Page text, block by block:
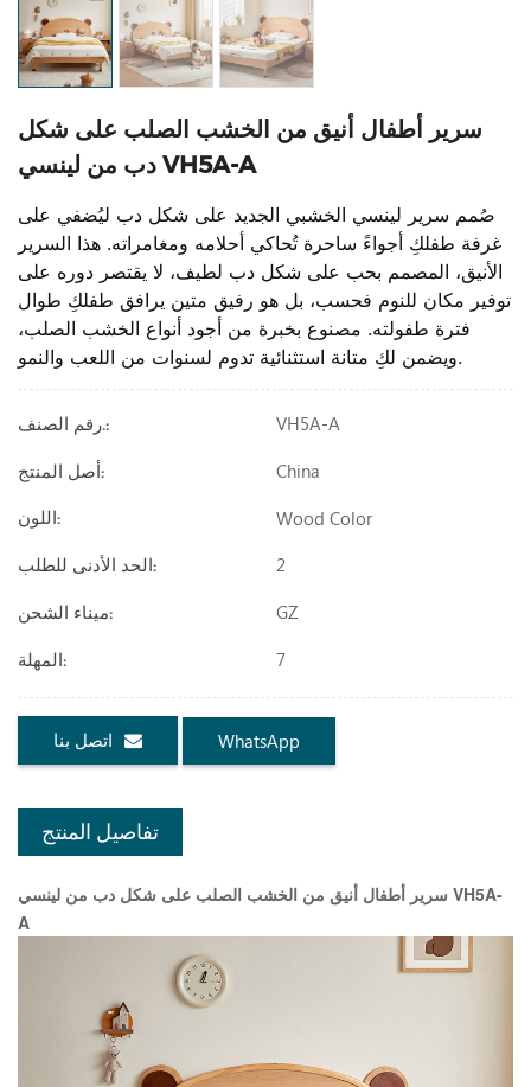
سرير أطفال أنيق من الخشب الصلب على شكل
دب من لينسي VH5A-A
صُمم سرير لينسي الخشبي الجديد على شكل دب ليُضفي على
غرفة طفلكِ أجواءً ساحرة تُحاكي أحلامه ومغامراته. هذا السرير
الأنيق، المصمم بحب على شكل دب لطيف، لا يقتصر دوره على
توفير مكان للنوم فحسب، بل هو رفيق متين يرافق طفلكِ طوال
فترة طفولته. مصنوع بخبرة من أجود أنواع الخشب الصلب،
ويضمن لكِ متانة استثنائية تدوم لسنوات من اللعب والنمو.
رقم الصنف.: VH5A-A
أصل المنتج: China
اللون: Wood Color
الحد الأدنى للطلب: 2
ميناء الشحن: GZ
المهلة: 7
اتصل بنا WhatsApp
تفاصيل المنتج
سرير أطفال أنيق من الخشب الصلب على شكل دب من لينسي VH5A-
A